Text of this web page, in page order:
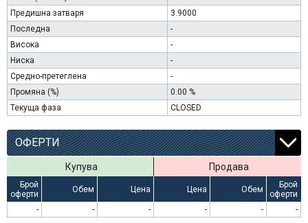
Предишна затваря
3.9000
Последна
-
Висока
-
Ниска
-
Средно-претеглена
-
Промяна (%)
0.00 %
Текуща фаза
CLOSED
ОФЕРТИ
Купува Продава
Брой
оферти
Обем Цена Цена Обем
Брой
оферти
-
- - - - -